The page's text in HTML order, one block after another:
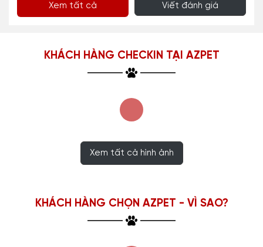
Xem tất cả Viết đánh giá
KHÁCH HÀNG CHECKIN TẠI AZPET
Xem tất cả hình ảnh
KHÁCH HÀNG CHỌN AZPET - VÌ SAO?